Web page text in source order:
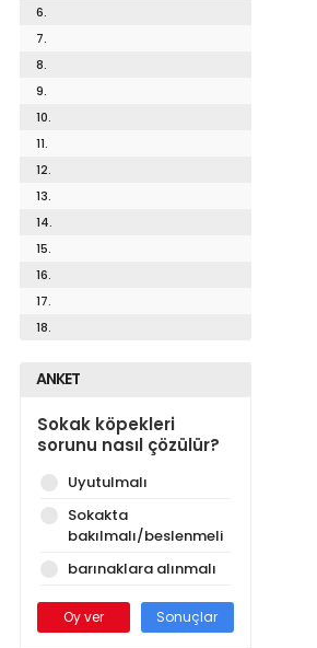
6.
7.
8.
9.
10.
11.
12.
13.
14.
15.
16.
17.
18.
ANKET
Sokak köpekleri
sorunu nasıl çözülür?
Uyutulmalı
Sokakta
bakılmalı/beslenmeli
barınaklara alınmalı
Oy ver Sonuçlar